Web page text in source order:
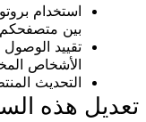
استخدام
بين متصفحكم
تقييد
الأشخاص
التحديث
تعديل هذه